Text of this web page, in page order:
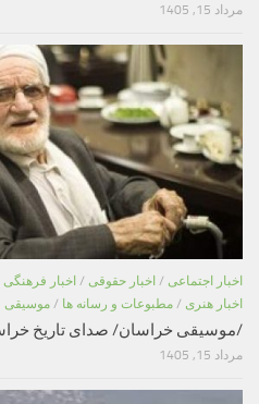
مرداد 15, 1405
اخبار اجتماعی / اخبار حقوقی / اخبار فرهنگی
اخبار هنری / مطبوعات و رسانه ها / موسیقی
/موسیقی خراسان/ صدای تاریخ
مرداد 15, 1405